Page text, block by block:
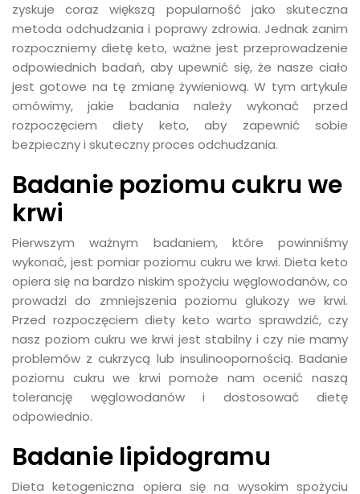
zyskuje coraz większą popularność jako skuteczna
metoda odchudzania i poprawy zdrowia. Jednak zanim
rozpoczniemy dietę keto, ważne jest przeprowadzenie
odpowiednich badań, aby upewnić się, że nasze ciało
jest gotowe na tę zmianę żywieniową. W tym artykule
omówimy, jakie badania należy wykonać przed
rozpoczęciem diety keto, aby zapewnić sobie
bezpieczny i skuteczny proces odchudzania.
Badanie poziomu cukru we
krwi
Pierwszym ważnym badaniem, które powinniśmy
wykonać, jest pomiar poziomu cukru we krwi. Dieta keto
opiera się na bardzo niskim spożyciu węglowodanów, co
prowadzi do zmniejszenia poziomu glukozy we krwi.
Przed rozpoczęciem diety keto warto sprawdzić, czy
nasz poziom cukru we krwi jest stabilny i czy nie mamy
problemów z cukrzycą lub insulinoopornością. Badanie
poziomu cukru we krwi pomoże nam ocenić naszą
tolerancję węglowodanów i dostosować dietę
odpowiednio.
Badanie lipidogramu
Dieta ketogeniczna opiera się na wysokim spożyciu